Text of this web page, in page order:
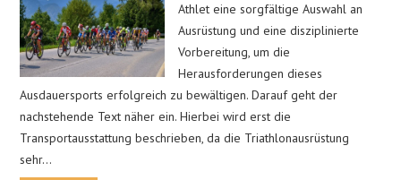
Athlet eine sorgfältige Auswahl an
Ausrüstung und eine disziplinierte
Vorbereitung, um die
Herausforderungen dieses
Ausdauersports erfolgreich zu bewältigen. Darauf geht der
nachstehende Text näher ein. Hierbei wird erst die
Transportausstattung beschrieben, da die Triathlonausrüstung
sehr…